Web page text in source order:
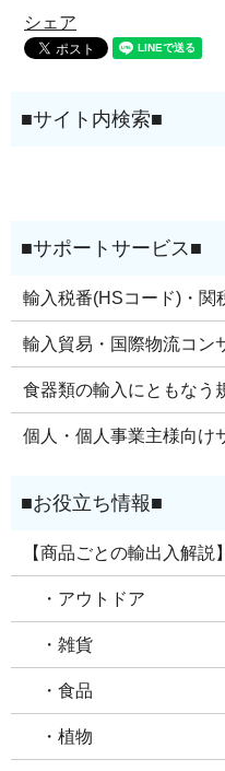
シェア
輸入税番(HSコード)・関
輸入貿易・国際物流コン
食器類の輸入にともなう
個人・個人事業主様向け
【商品ごとの輸出入解説】
・アウトドア
・雑貨
・食品
・植物